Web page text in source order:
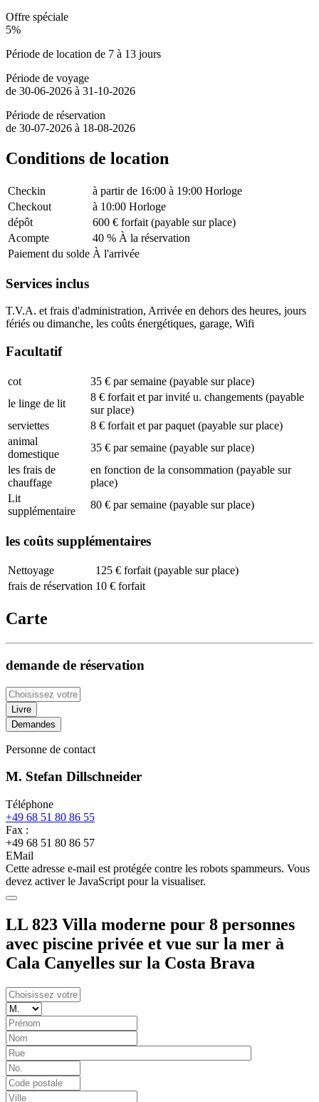
Offre spéciale
5%
Période de location de 7 à 13 jours
Période de voyage
de 30-06-2026 à 31-10-2026
Période de réservation
de 30-07-2026 à 18-08-2026
Conditions de location
Checkin
à partir de 16:00 à 19:00 Horloge
Checkout
à 10:00 Horloge
dépôt
600 € forfait (payable sur place)
Acompte
40 % À la réservation
Paiement du solde À l'arrivée
Services inclus
T.V.A. et frais d'administration, Arrivée en dehors des heures, jours
fériés ou dimanche, les coûts énergétiques, garage, Wifi
Facultatif
cot
35 € par semaine (payable sur place)
le linge de lit
8 € forfait et par invité u. changements (payable
sur place)
serviettes
8 € forfait et par paquet (payable sur place)
animal
domestique
35 € par semaine (payable sur place)
les frais de
chauffage
en fonction de la consommation (payable sur
place)
Lit
supplémentaire
80 € par semaine (payable sur place)
les coûts supplémentaires
Nettoyage
125 € forfait (payable sur place)
frais de réservation 10 € forfait
Carte
demande de réservation
Livre
Demandes
Personne de contact
M. Stefan Dillschneider
Téléphone
+49 68 51 80 86 55
Fax :
+49 68 51 80 86 57
EMail
Cette adresse e-mail est protégée contre les robots spammeurs. Vous
devez activer le JavaScript pour la visualiser.
LL 823 Villa moderne pour 8 personnes
avec piscine privée et vue sur la mer à
Cala Canyelles sur la Costa Brava